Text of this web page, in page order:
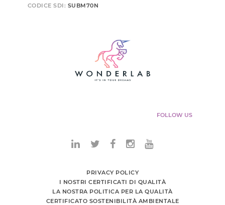
CODICE SDI: SUBM70N
FOLLOW US
PRIVACY POLICY
I NOSTRI CERTIFICATI DI QUALITÀ
LA NOSTRA POLITICA PER LA QUALITÀ
CERTIFICATO SOSTENIBILITÀ AMBIENTALE